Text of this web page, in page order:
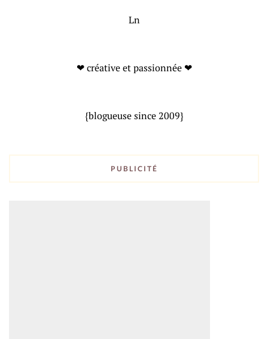
Ln
❤ créative et passionnée ❤
{blogueuse since 2009}
PUBLICITÉ